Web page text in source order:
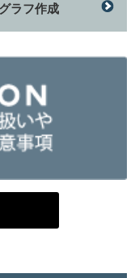
ラフ作成